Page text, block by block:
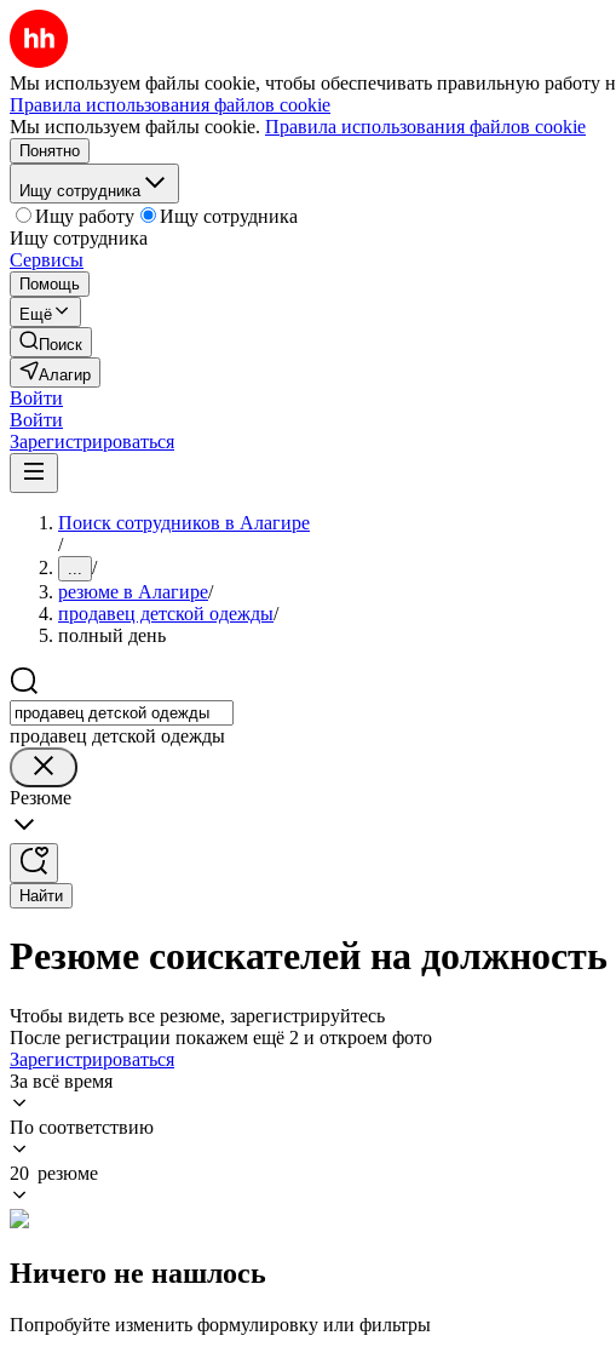
Мы используем файлы cookie, чтобы обеспечивать правильную работу
Правила использования файлов cookie
Мы используем файлы cookie. Правила использования файлов cookie
Понятно
Ищу сотрудника
Ищу работу
Ищу сотрудника
Ищу сотрудника
Сервисы
Помощь
Ещё
Поиск
Алагир
Войти
Войти
Зарегистрироваться
Поиск сотрудников в Алагире
/
... /
резюме в Алагире/
продавец детской одежды/
полный день
продавец детской одежды
Резюме
Найти
Резюме соискателей на
Чтобы видеть все резюме, зарегистрируйтесь
После регистрации покажем ещё 2 и откроем фото
Зарегистрироваться
За всё время
По соответствию
20 резюме
Ничего не нашлось
Попробуйте изменить формулировку или фильтры